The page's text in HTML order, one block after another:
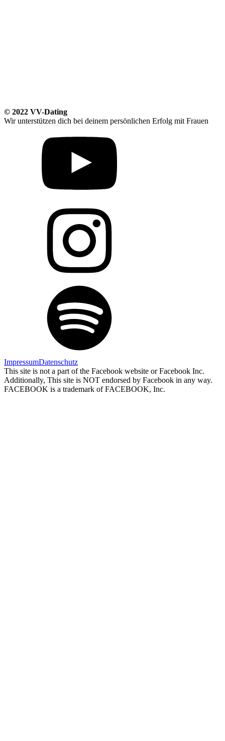
© 2022 VV-Dating
Wir unterstützen dich bei deinem persönlichen Erfolg mit Frauen
ImpressumDatenschutz
This site is not a part of the Facebook website or Facebook Inc.
Additionally, This site is NOT endorsed by Facebook in any way.
FACEBOOK is a trademark of FACEBOOK, Inc.